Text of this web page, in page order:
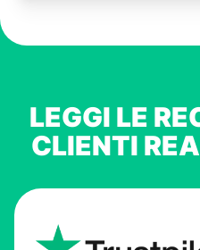
LEGGI LE
CLIENTI